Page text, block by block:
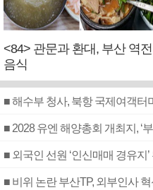
<84> 관문과 환대, 부산 역전
음식
■ 해수부 청사, 북항 국제여객터
■ 2028 유엔 해양총회 개최지, ‘
■ 외국인 선원 ‘인신매매 경유
■ 비위 논란 부산TP, 외부인사 혁